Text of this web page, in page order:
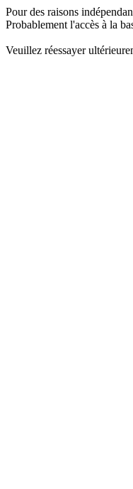
Pour des raisons
Probablement l'accès à la
Veuillez réessayer